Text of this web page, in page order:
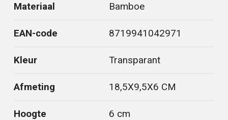
Materiaal Bamboe
EAN-code 8719941042971
Kleur Transparant
Afmeting 18,5X9,5X6 CM
Hoogte 6 cm